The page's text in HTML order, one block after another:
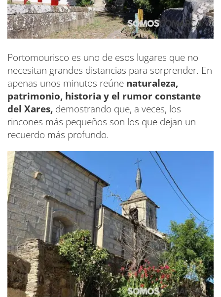
Portomourisco es uno de esos lugares que no
necesitan grandes distancias para sorprender. En
apenas unos minutos reúne naturaleza,
patrimonio, historia y el rumor constante
del Xares, demostrando que, a veces, los
rincones más pequeños son los que dejan un
recuerdo más profundo.